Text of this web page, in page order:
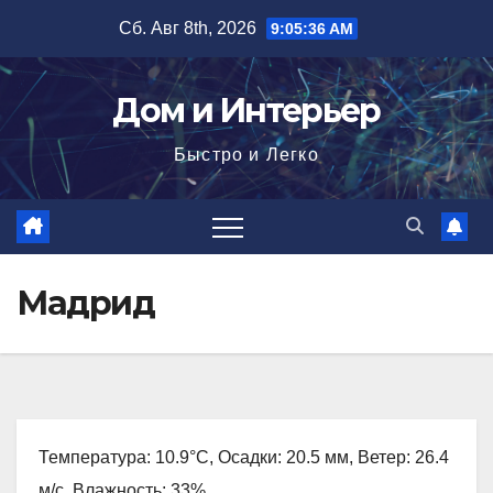
содержимому
Сб. Авг 8th, 2026 9:05:37 AM
Дом и Интерьер
Быстро и Легко
Мадрид
Температура: 10.9°C, Осадки: 20.5 мм, Ветер: 26.4